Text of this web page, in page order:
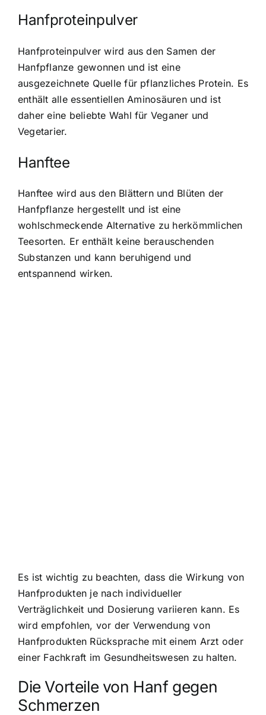
Hanfproteinpulver
Hanfproteinpulver wird aus den Samen der
Hanfpflanze gewonnen und ist eine
ausgezeichnete Quelle für pflanzliches Protein. Es
enthält alle essentiellen Aminosäuren und ist
daher eine beliebte Wahl für Veganer und
Vegetarier.
Hanftee
Hanftee wird aus den Blättern und Blüten der
Hanfpflanze hergestellt und ist eine
wohlschmeckende Alternative zu herkömmlichen
Teesorten. Er enthält keine berauschenden
Substanzen und kann beruhigend und
entspannend wirken.
Es ist wichtig zu beachten, dass die Wirkung von
Hanfprodukten je nach individueller
Verträglichkeit und Dosierung variieren kann. Es
wird empfohlen, vor der Verwendung von
Hanfprodukten Rücksprache mit einem Arzt oder
einer Fachkraft im Gesundheitswesen zu halten.
Die Vorteile von Hanf gegen
Schmerzen